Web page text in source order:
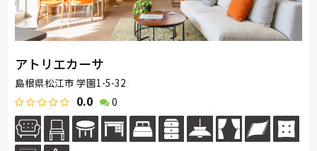
アトリエカーサ
島根県松江市 学園1-5-32
0.0 0